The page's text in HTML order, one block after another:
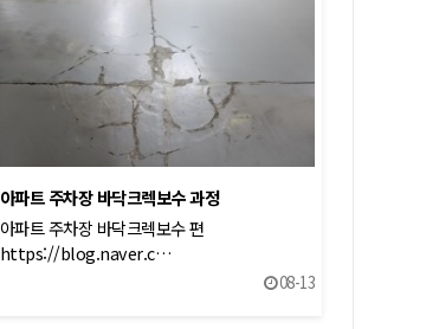
아파트 주차장 바닥크렉보수 과정
아파트 주차장 바닥크렉보수 편
https://blog.naver.c…
08-13